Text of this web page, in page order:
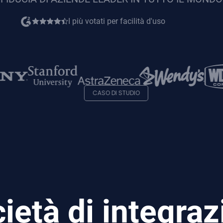
I più votati per facilità d'uso
new
tab
CASO DI STUDIO
di